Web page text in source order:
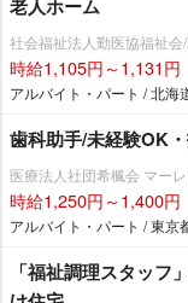
老人ホーム
社会福祉法人勤医協福祉
時給1,105円～1,131円
アルバイト・パート / 北海
歯科助手/未経験OK
医療法人社団希楓会 マー
時給1,250円～1,400円
アルバイト・パート / 東京
「福祉調理スタッフ